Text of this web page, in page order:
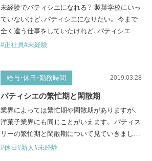
未経験でパティシエになれる？ 製菓学校にいっ
ていないけど、パティシエになりたい。 今まで
全く違う仕事をしていたけれど、パティシエに
なりたい。 パティシエって技術職だけど、未経
結論からいうと、専門学校い通っていなくても、
製菓専門エージェントである「パティシエント」
にくる洋菓子店や企…
#正社員#未経験
給与・休日・勤務時間 2019.03.28
パティシエの繁忙期と閑散期
業界によっては繁忙期や閑散期がありますが、
洋菓子業界にも同じことがいえます。 パティス
リーの繁忙期と閑散期について見ていきましょ
う。 繁忙期は冬場やイベントの期間 パティス
#休日#新人 #未経験